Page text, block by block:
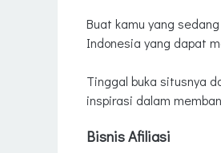
Buat kamu yang
Indonesia yang dapat
Tinggal buka situsnya
inspirasi dalam
Bisnis Afiliasi